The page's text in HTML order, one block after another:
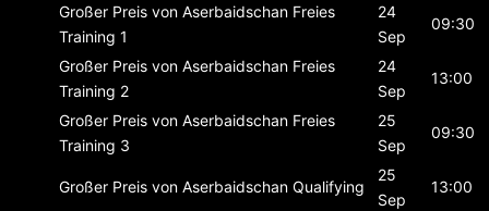
Großer Preis von Aserbaidschan Freies
Training 1
24
Sep
09:30
Großer Preis von Aserbaidschan Freies
Training 2
24
Sep
13:00
Großer Preis von Aserbaidschan Freies
Training 3
25
Sep
09:30
Großer Preis von Aserbaidschan Qualifying
25
Sep
13:00